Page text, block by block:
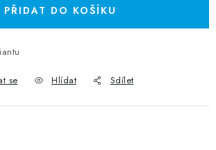
PŘIDAT DO KOŠÍKU
se Hlídat Sdílet